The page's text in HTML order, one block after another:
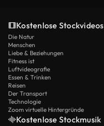
Kostenlose Stockvideos
Die Natur
Menschen
Liebe & Beziehungen
Fitness ist
Luftvideografie
Essen & Trinken
Reisen
Der Transport
Technologie
Zoom virtuelle Hintergründe
Kostenlose Stockmusik